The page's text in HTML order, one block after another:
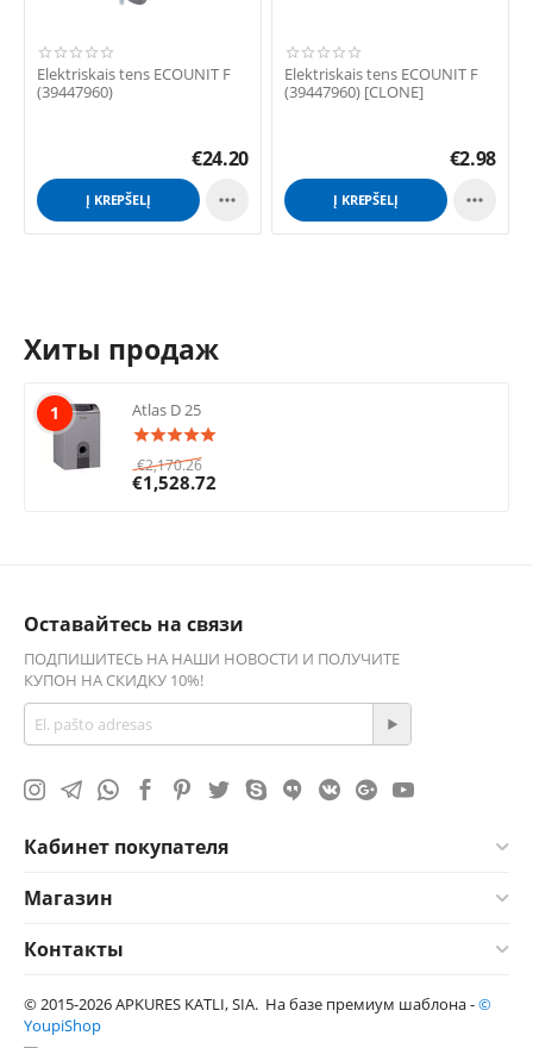
Elektriskais tens ECOUNIT F
(39447960)
€24.20
Į KREPŠELĮ 
Elektriskais tens ECOUNIT F
(39447960) [CLONE]
€2.98
Į KREPŠELĮ 
Хиты продаж
1 Atlas D 25
€2,170.26
€1,528.72
Оставайтесь на связи
ПОДПИШИТЕСЬ НА НАШИ НОВОСТИ И ПОЛУЧИТЕ
КУПОН НА СКИДКУ 10%!
Кабинет покупателя
Магазин
Контакты
© 2015-2026 APKURES KATLI, SIA. На базе премиум шаблона -©
YoupiShop